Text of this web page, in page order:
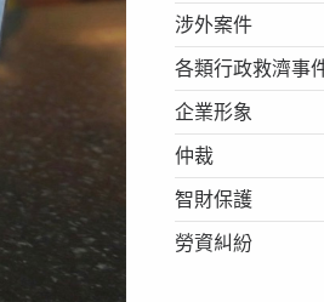
涉外案件
各類行政救濟事
企業形象
仲裁
智財保護
勞資糾紛